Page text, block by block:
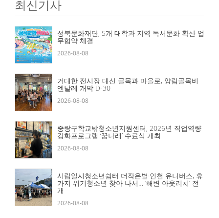
최신기사
성북문화재단, 5개 대학과 지역 독서문화 확산 업
무협약 체결
2026-08-08
거대한 전시장 대신 골목과 마을로, 양림골목비
엔날레 개막 D-30
2026-08-08
중랑구학교밖청소년지원센터, 2026년 직업역량
강화프로그램 ‘꿈나래’ 수료식 개최
2026-08-08
시립일시청소년쉼터 더작은별·인천 유니버스, 휴
가지 위기청소년 찾아 나서… ‘해변 아웃리치’ 전
개
2026-08-08